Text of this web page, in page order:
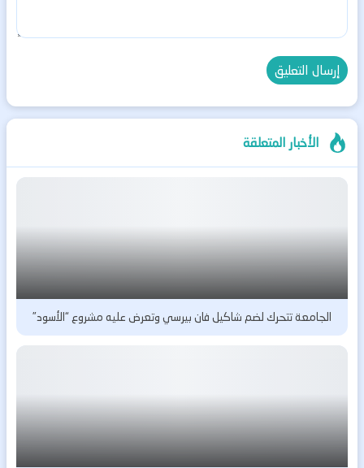
الأخبار المتعلقة
الجامعة تتحرك لضم شاكيل فان بيرسي وتعرض عليه مشروع “الأسود”